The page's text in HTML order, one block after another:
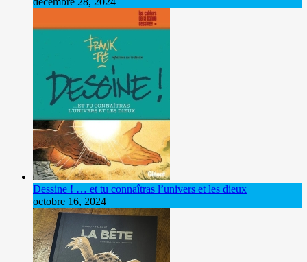
Dessine ! … et tu connaîtras l’univers et les dieux
octobre 16, 2024